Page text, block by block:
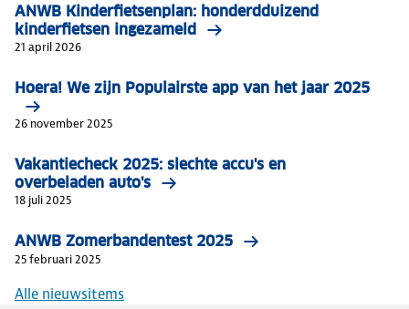
ANWB Kinderfietsenplan: honderdduizend
kinderfietsen ingezameld
21 april 2026
Hoera! We zijn Populairste app van het jaar 2025
26 november 2025
Vakantiecheck 2025: slechte accu's en
overbeladen auto's
18 juli 2025
ANWB Zomerbandentest 2025
25 februari 2025
Alle nieuwsitems